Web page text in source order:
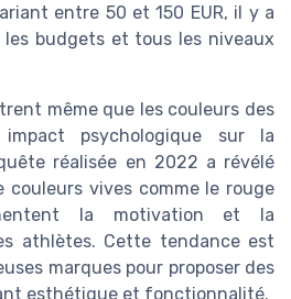
entre 50 et 150 EUR, il y a
budgets et tous les niveaux
même que les couleurs des
psychologique sur la
réalisée en 2022 a révélé
couleurs vives comme le rouge
la motivation et la
athlètes. Cette tendance est
marques pour proposer des
esthétique et fonctionnalité.